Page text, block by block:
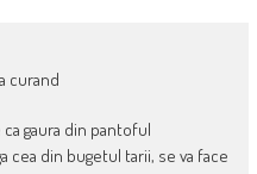
curand
gaura din pantoful
cea din bugetul tarii, se va face